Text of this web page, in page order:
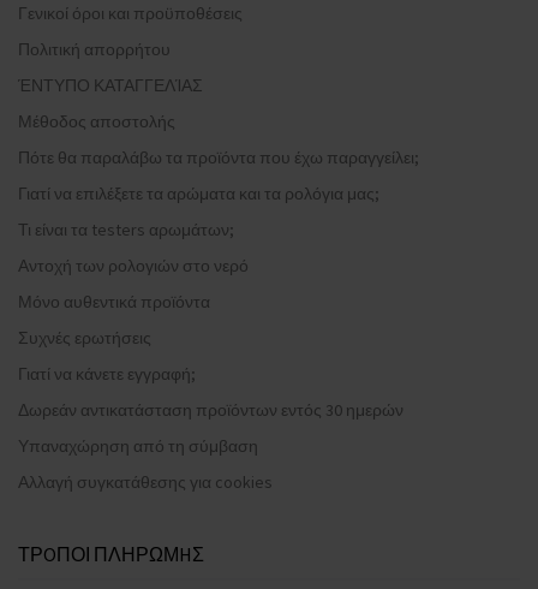
Γενικοί όροι και προϋποθέσεις
Πολιτική απορρήτου
ΈΝΤΥΠΟ ΚΑΤΑΓΓΕΛΊΑΣ
Μέθοδος αποστολής
Πότε θα παραλάβω τα προϊόντα που έχω παραγγείλει;
Γιατί να επιλέξετε τα αρώματα και τα ρολόγια μας;
Τι είναι τα testers αρωμάτων;
Αντοχή των ρολογιών στο νερό
Μόνο αυθεντικά προϊόντα
Συχνές ερωτήσεις
Γιατί να κάνετε εγγραφή;
Δωρεάν αντικατάσταση προϊόντων εντός 30 ημερών
Υπαναχώρηση από τη σύμβαση
Αλλαγή συγκατάθεσης για cookies
ΤΡOΠΟΙ ΠΛΗΡΩΜHΣ